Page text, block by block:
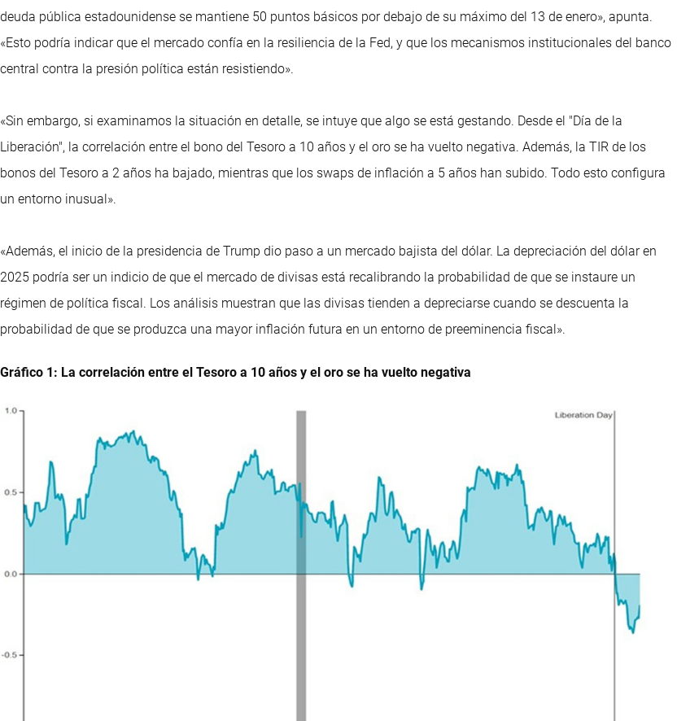
deuda pública estadounidense se mantiene 50 puntos básicos por debajo de su máximo del 13 de enero», apunta.
«Esto podría indicar que el mercado confía en la resiliencia de la Fed, y que los mecanismos institucionales del banco
central contra la presión política están resistiendo».
«Sin embargo, si examinamos la situación en detalle, se intuye que algo se está gestando. Desde el "Día de la
Liberación", la correlación entre el bono del Tesoro a 10 años y el oro se ha vuelto negativa. Además, la TIR de los
bonos del Tesoro a 2 años ha bajado, mientras que los swaps de inflación a 5 años han subido. Todo esto configura
un entorno inusual».
«Además, el inicio de la presidencia de Trump dio paso a un mercado bajista del dólar. La depreciación del dólar en
2025 podría ser un indicio de que el mercado de divisas está recalibrando la probabilidad de que se instaure un
régimen de política fiscal. Los análisis muestran que las divisas tienden a depreciarse cuando se descuenta la
probabilidad de que se produzca una mayor inflación futura en un entorno de preeminencia fiscal».
Gráfico 1: La correlación entre el Tesoro a 10 años y el oro se ha vuelto negativa